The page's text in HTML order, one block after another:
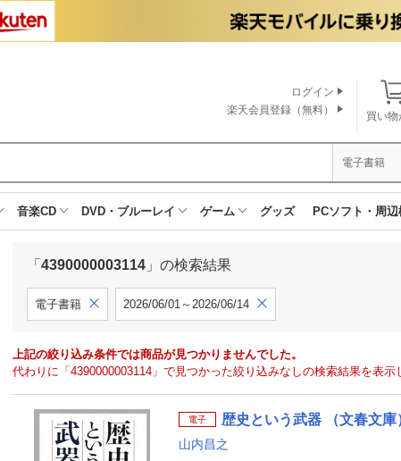
買い物
ログイン
楽天会員登録（無料）
電子書籍
音楽CD DVD・ブルーレイ ゲーム グッズ PCソフト・周辺
「 4390000003114 」の検索結果
電子書籍 2026/06/01～2026/06/14
上記の絞り込み条件では商品が見つかりませんでした。
代わりに「4390000003114」で見つかった絞り込みなしの検索結果を表示
電子 歴史という武器 （文春文庫
山内昌之